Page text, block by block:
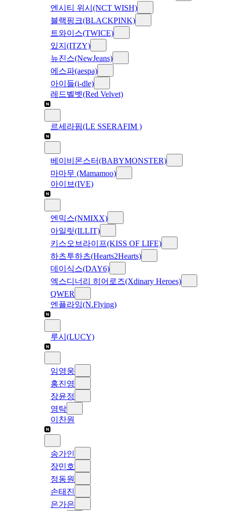
엔시티 위시(NCT WISH)
블랙핑크(BLACKPINK)
트와이스(TWICE)
있지(ITZY)
뉴진스(NewJeans)
에스파(aespa)
아이들(i-dle)
레드벨벳(Red Velvet)
르세라핌(LE SSERAFIM )
베이비몬스터(BABYMONSTER)
마마무 (Mamamoo)
아이브(IVE)
엔믹스(NMIXX)
아일릿(ILLIT)
키스오브라이프(KISS OF LIFE)
하츠투하츠(Hearts2Hearts)
데이식스(DAY6)
엑스디너리 히어로즈(Xdinary Heroes)
QWER
엔플라잉(N.Flying)
루시(LUCY)
임영웅
홍진영
장윤정
영탁
이찬원
송가인
장민호
정동원
손태진
은가은